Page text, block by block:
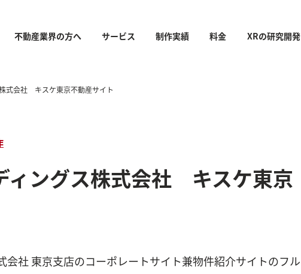
不動産業界の方へ サービス 制作実績 料金 XRの研究開発
式会社 キスケ東京不動産サイト
ィングス株式会社 キスケ東京
会社 東京支店のコーポレートサイト兼物件紹介サイトのフル